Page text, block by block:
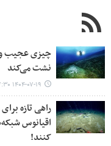
چیزی عجیب و
نشت می‌کند
۱۴۰۴-۰۷-۱۹ ۱۷:۳۰
راهی تازه
اقیانوس
کنند!